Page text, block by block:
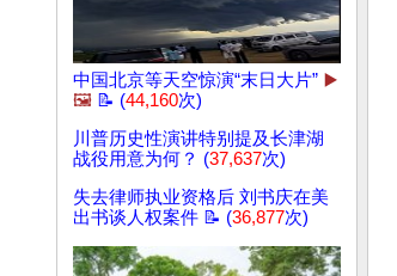
中国北京等天空惊演“末日大片” ▶️
🖼️ 📝 (44,160次)
川普历史性演讲特别提及长津湖
战役用意为何？ (37,637次)
失去律师执业资格后 刘书庆在美
出书谈人权案件 📝 (36,877次)